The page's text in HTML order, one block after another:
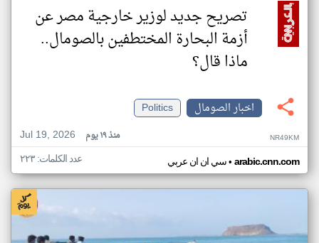
تصريح جديد لوزير خارجية مصر عن
أزمة البحارة المختطفين بالصومال..
ماذا قال؟
اخبار الصومال
Politics
Jul 19, 2026
منذ ١٩ يوم NR49KM
سي ان ان عربي• arabic.cnn.com عدد الكلمات: ٢٢٣